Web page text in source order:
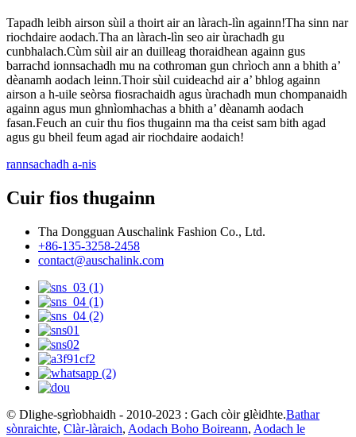
Tapadh leibh airson sùil a thoirt air an làrach-lìn againn!Tha sinn nar
riochdaire aodach.Tha an làrach-lìn seo air ùrachadh gu
cunbhalach.Cùm sùil air an duilleag thoraidhean againn gus
barrachd ionnsachadh mu na cothroman gun chrìoch ann a bhith a’
dèanamh aodach leinn.Thoir sùil cuideachd air a’ bhlog againn
airson a h-uile seòrsa fiosrachaidh agus ùrachadh mun chompanaidh
againn agus mun ghnìomhachas a bhith a’ dèanamh aodach
fasan.Feuch an cuir thu fios thugainn ma tha ceist sam bith agad
agus gu bheil feum agad air riochdaire aodaich!
rannsachadh a-nis
Cuir fios thugainn
Tha Dongguan Auschalink Fashion Co., Ltd.
+86-135-3258-2458
contact@auschalink.com
© Dlighe-sgrìobhaidh - 2010-2023 : Gach còir glèidhte.Bathar
sònraichte, Clàr-làraich, Aodach Boho Boireann, Aodach le